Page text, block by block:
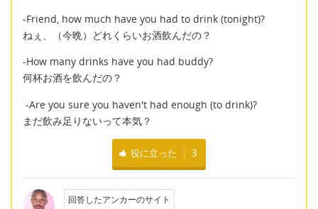
-Friend, how much have you had to drink (tonight)?
ねぇ、（今晩）どれくらいお酒飲んだの？
-How many drinks have you had buddy?
何杯お酒を飲んだの？
-Are you sure you haven't had enough (to drink)?
まだ飲み足りないって本気？
役に立った 3
回答したアンカーのサイト